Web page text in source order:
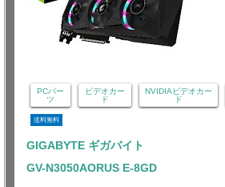
PCパー
ツ
ビデオカー
ド
NVIDIAビデオカー
ド
送料無料
GIGABYTE ギガバイト
GV-N3050AORUS E-8GD